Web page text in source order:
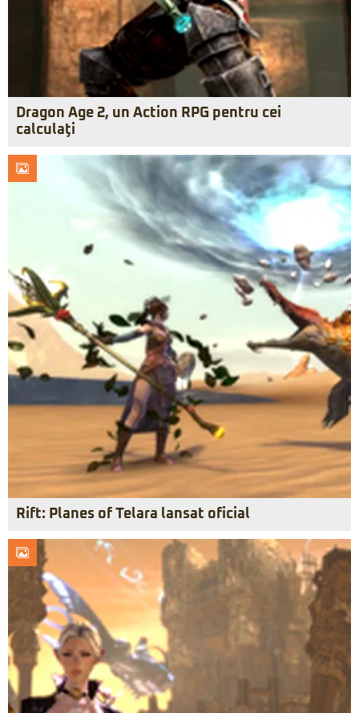
Dragon Age 2, un Action RPG pentru cei
calculaţi
Rift: Planes of Telara lansat oficial